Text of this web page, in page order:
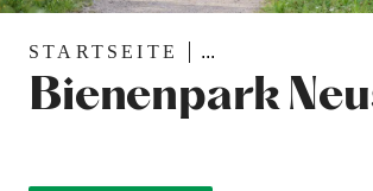
STARTSEITE ...
Bienenpark